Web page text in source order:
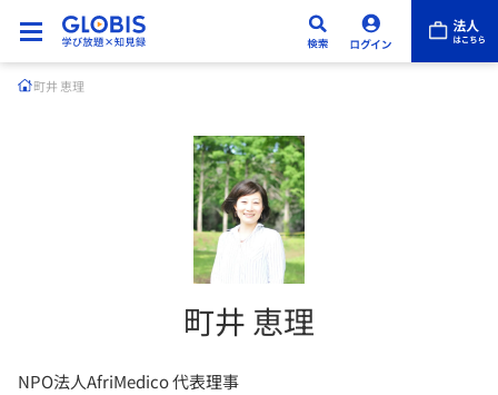
町井 恵理
町井 恵理
NPO法人AfriMedico 代表理事